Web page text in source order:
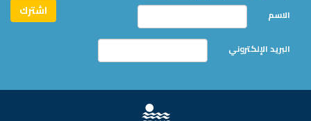
الاسم
البريد الإلكتروني